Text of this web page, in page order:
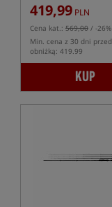
419,99 PLN
Cena kat.: 569,00 / -26%
Min. cena z 30 dni przed
obniżką: 419.99
KUP